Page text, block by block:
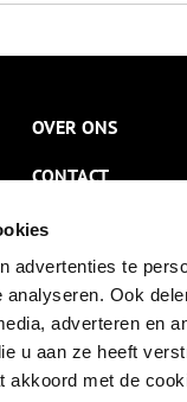
advertenties te
Ook
adverteren en
u aan ze heeft
akkoord met de
OVER ONS
CONTACT
NIEUWSBRIEF
DISCLAIMER
PRIVACY